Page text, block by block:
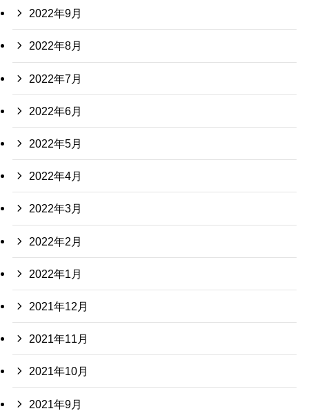
2022年9月
2022年8月
2022年7月
2022年6月
2022年5月
2022年4月
2022年3月
2022年2月
2022年1月
2021年12月
2021年11月
2021年10月
2021年9月